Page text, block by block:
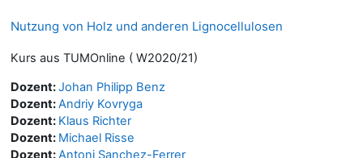
Nutzung von Holz und anderen Lignocellulosen
Kurs aus TUMOnline ( W2020/21)
Dozent:Johan Philipp Benz
Dozent:Andriy Kovryga
Dozent: Klaus Richter
Dozent: Michael Risse
Dozent:Antoni Sanchez-Ferrer